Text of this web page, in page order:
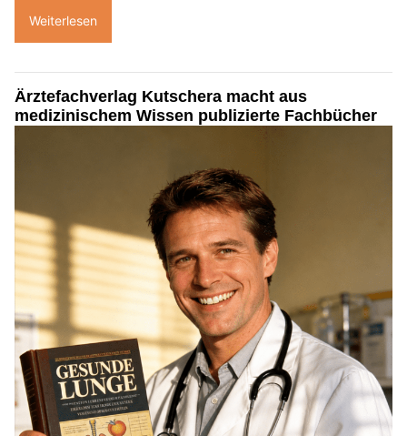
Weiterlesen
Ärztefachverlag Kutschera macht aus
medizinischem Wissen publizierte Fachbücher